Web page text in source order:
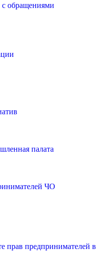
обращениями
палата
ЧО
прав предпринимателей в